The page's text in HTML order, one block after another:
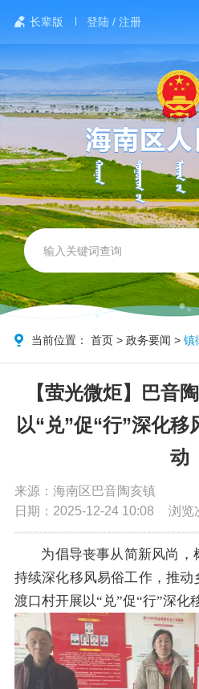
长辈版 登陆 / 注册
网站首页
北方海南
政务要闻
党务公开
政务公开
政务服务
互动交流
数据发布
当前位置：首页 >政务要闻 >镇
【萤光微炬】巴音
以“兑”促“行”深化
动
来源：海南区巴音陶亥镇
日期：2025-12-24 10:08
浏览
为倡导丧事从简新风尚，
持续深化移风易俗工作，推动
渡口村开展以“兑”促“行”深化